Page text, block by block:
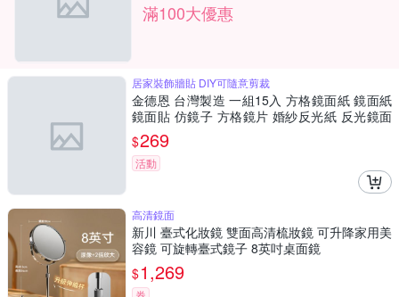
滿100大優惠
居家裝飾牆貼 DIY可隨意剪裁
金德恩 台灣製造 一組15入 方格鏡面紙 鏡面紙
鏡面貼 仿鏡子 方格鏡片 婚紗反光紙 反光鏡面
軟鏡片 裝飾鏡
$269
活動
高清鏡面
新川 臺式化妝鏡 雙面高清梳妝鏡 可升降家用美
容鏡 可旋轉臺式鏡子 8英吋桌面鏡
$1,269